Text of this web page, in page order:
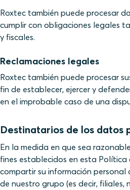
Roxtec también puede procesar
cumplir con obligaciones legales
y fiscales.
Reclamaciones legales
Roxtec también puede procesar
fin de establecer, ejercer y
en el improbable caso de una
Destinatarios de los datos
En la medida en que sea
fines establecidos en esta
compartir su información personal
de nuestro grupo (es decir, filiales,